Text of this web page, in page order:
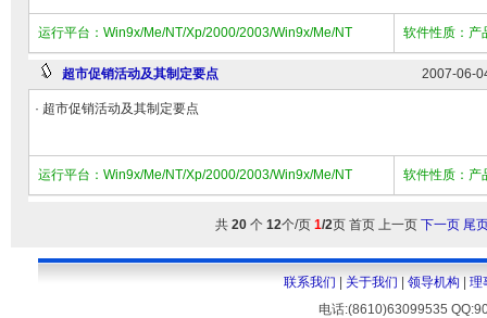
运行平台：Win9x/Me/NT/Xp/2000/2003/Win9x/Me/NT 软件性质：产
超市促销活动及其制定要点 2007-06-
· 超市促销活动及其制定要点
运行平台：Win9x/Me/NT/Xp/2000/2003/Win9x/Me/NT 软件性质：产
共 20个 12个/页 1/2页 首页 上一页 下一页 尾
联系我们 关于我们 领导机构
理
电话:(8610)63099535